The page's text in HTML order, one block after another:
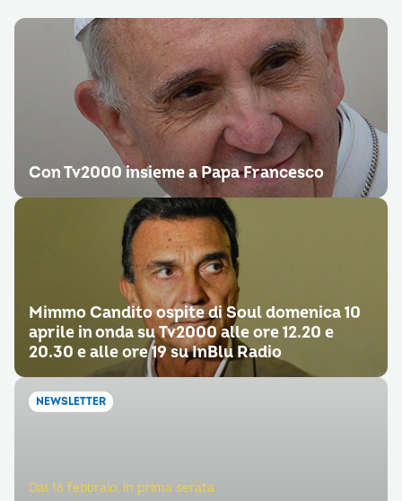
Con Tv2000 insieme a Papa Francesco
Mimmo Candito ospite di Soul domenica 10
aprile in onda su Tv2000 alle ore 12.20 e
20.30 e alle ore 19 su InBlu Radio
NEWSLETTER
Dal 16 febbraio, in prima serata